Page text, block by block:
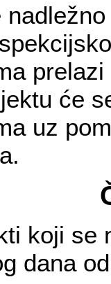
će
uz
koji se
dana